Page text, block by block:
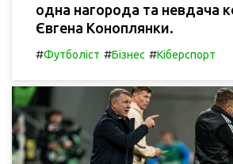
одна нагорода та невдача
Євгена Коноплянки.
#Футболіст #Бізнес #Кіберспорт